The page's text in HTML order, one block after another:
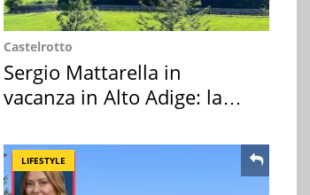
Castelrotto
Sergio Mattarella in
vacanza in Alto Adige: la
LIFESTYLE